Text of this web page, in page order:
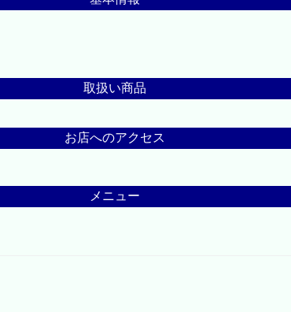
取扱い商品
お店へのアクセス
メニュー